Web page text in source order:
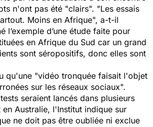
n'ont pas été "clairs". "Les essais
Moins en Afrique", a-t-il
l’exemple d’une étude faite pour
en Afrique du Sud car un grand
sont séropositifs, donc elles sont
qu'une "vidéo tronquée faisait l'objet
sur les réseaux sociaux".
seraient lancés dans plusieurs
en Australie, l'Institut indique sur
ne doit pas être oubliée ni exclue